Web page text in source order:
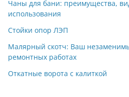
Чаны для бани: преимущества,
использования
Стойки опор ЛЭП
Малярный скотч: Ваш
ремонтных работах
Откатные ворота с калиткой